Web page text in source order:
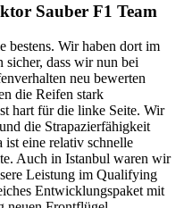
Sauber F1 Team
bestens. Wir haben dort im
dass wir nun bei
neu bewerten
die Reifen stark
hart für die linke Seite. Wir
die Strapazierfähigkeit
eine relativ schnelle
Auch in Istanbul waren wir
Leistung im Qualifying
Entwicklungspaket mit